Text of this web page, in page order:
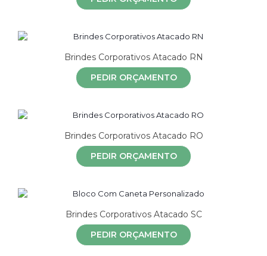
Brindes Corporativos Atacado RN
PEDIR ORÇAMENTO
Brindes Corporativos Atacado RO
PEDIR ORÇAMENTO
Brindes Corporativos Atacado SC
PEDIR ORÇAMENTO